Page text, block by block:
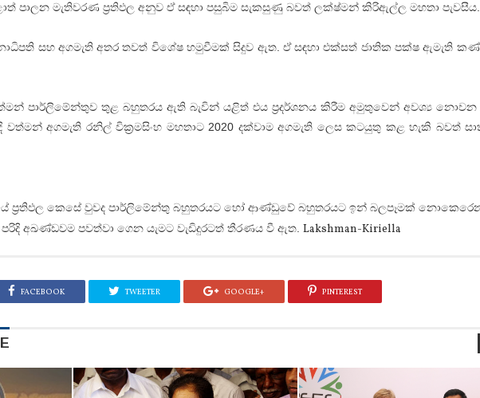
පාලන මැතිවරණ ප්‍රතිඵල අනුව ඒ සඳහා පසුබිම සැකසුණු බවත් ලක්‌ෂ්මන් කිරිඇල්ල මහතා පැවසීය.
ජනාධිපති සහ අගමැති අතර තවත් විශේෂ හමුවීමක්‌ සිදුව ඇත. ඒ සඳහා එක්‌සත් ජාතික පක්‌ෂ ඇමැති
පාර්ලිමේන්තුව තුළ බහුතරය ඇති බැවින් යළිත් එය ප්‍රදර්ශනය කිරීම අමුතුවෙන් අවශ්‍ය නොවන
වත්මන් අගමැති රනිල් වික්‍රමසිංහ මහතාට 2020 දක්‌වාම අගමැති ලෙස කටයුතු කළ හැකි බවත්
ප්‍රතිඵල කෙසේ වුවද පාර්ලිමේන්තු බහුතරයට හෝ ආණ්‌ඩුවේ බහුතරයට ඉන් බලපෑමක්‌
අඛණ්‌ඩවම පවත්වා ගෙන යැමට වැඩිදුරටත් තීරණය වී ඇත. Lakshman-Kiriella
FACEBOOK TWEETER GOOGLE+ PINTEREST